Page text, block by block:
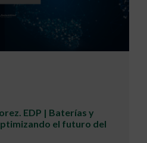
EDP | Baterías y
el futuro del